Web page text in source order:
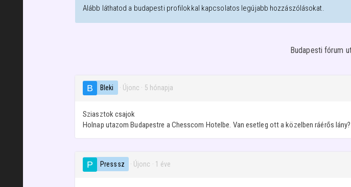
Alább láthatod a budapesti profilokkal kapcsolatos legújabb hozzászólásokat.
Budapesti fórum
Bleki · Újonc · 5 hónapja
Sziasztok csajok
Holnap utazom Budapestre a Chesscom Hotelbe. Van esetleg ott a közelben ráérős lány?
Presssz · Újonc · 1 éve